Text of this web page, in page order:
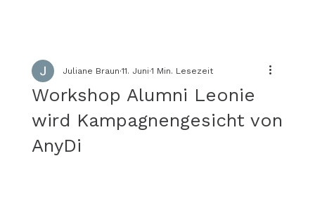
Workshop Alumni Leonie
wird Kampagnengesicht von
AnyDi
Juliane Braun 11. Juni 1 Min. Lesezeit